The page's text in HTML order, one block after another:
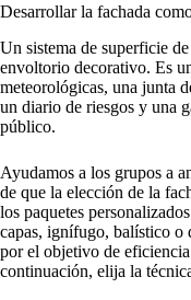
Desarrollar la fachada
Un sistema de superficie
envoltorio decorativo. Es
meteorológicas, una junta
un diario de riesgos y una
público.
Ayudamos a los grupos a
de que la elección de la
los paquetes
capas, ignífugo, balístico o
por el objetivo de
continuación, elija la